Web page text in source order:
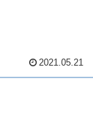
2021.05.21